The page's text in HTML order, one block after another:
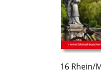
16 Rhein/